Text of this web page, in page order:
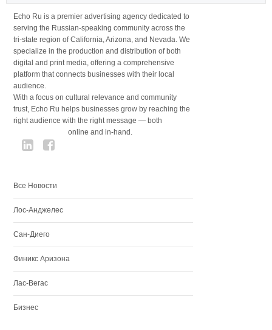
Echo Ru is a premier advertising agency dedicated to
serving the Russian-speaking community across the
tri-state region of California, Arizona, and Nevada. We
specialize in the production and distribution of both
digital and print media, offering a comprehensive
platform that connects businesses with their local
audience.
With a focus on cultural relevance and community
trust, Echo Ru helps businesses grow by reaching the
right audience with the right message — both
online and in-hand.
Все Новости
Лос-Анджелес
Сан-Диего
Финикс Аризона
Лас-Вегас
Бизнес